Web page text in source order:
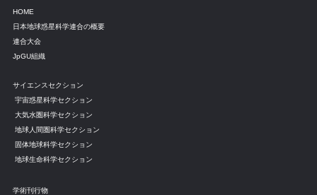
HOME
日本地球惑星科学連合の概要
連合大会
JpGU組織
サイエンスセクション
宇宙惑星科学セクション
大気水圏科学セクション
地球人間圏科学セクション
固体地球科学セクション
地球生命科学セクション
学術刊行物